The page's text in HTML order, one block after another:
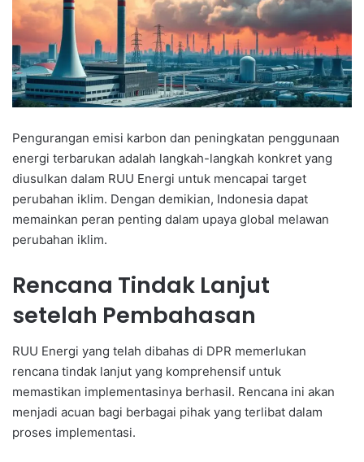
Pengurangan emisi karbon dan peningkatan penggunaan
energi terbarukan adalah langkah-langkah konkret yang
diusulkan dalam RUU Energi untuk mencapai target
perubahan iklim. Dengan demikian, Indonesia dapat
memainkan peran penting dalam upaya global melawan
perubahan iklim.
Rencana Tindak Lanjut
setelah Pembahasan
RUU Energi yang telah dibahas di DPR memerlukan
rencana tindak lanjut yang komprehensif untuk
memastikan implementasinya berhasil. Rencana ini akan
menjadi acuan bagi berbagai pihak yang terlibat dalam
proses implementasi.